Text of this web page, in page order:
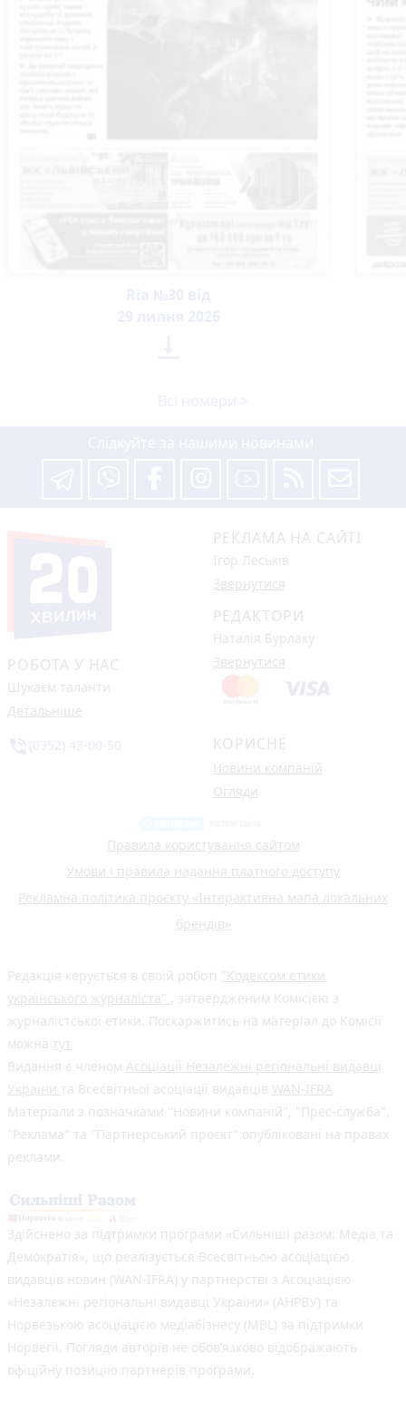
РОБОТА У НАС
Шукаєм таланти
Детальніше
РЕКЛАМА НА САЙТІ
Ігор Леськів
Звернутися
РЕДАКТОРИ
Наталія Бурлаку
Звернутися
КОРИСНЕ
Новини компаній
Огляди
Правила користування сайтом
Умови і правила надання платного доступу
Рекламна політика проєкту «Інтерактивна мапа локальних
брендів»
Редакція керується в своїй роботі "Кодексом етики
українського журналіста" , затвердженим Комісією з
журналістської етики. Поскаржитись на матеріал до Комісії
можна тут
Видання є членом Асоціації Незалежні регіональні видавці
України та Всесвітньої асоціації видавців WAN-IFRA
Матеріали з позначками "Новини компаній", "Прес-служба",
"Реклама" та "Партнерський проєкт" опубліковані на правах
реклами.
Здійснено за підтримки програми «Сильніші разом: Медіа та
Демократія», що реалізується Всесвітньою асоціацією
видавців новин (WAN-IFRA) у партнерстві з Асоціацією
«Незалежні регіональні видавці України» (АНРВУ) та
Норвезькою асоціацією медіабізнесу (MBL) за підтримки
Норвегії. Погляди авторів не обов’язково відображають
офіційну позицію партнерів програми.